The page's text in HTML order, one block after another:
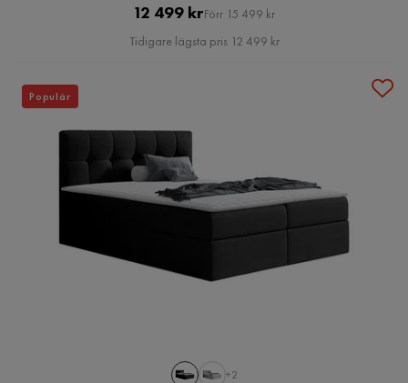
Pris
12 499 krOriginal
Pris
Förr 15 499 kr
Tidigare lägsta pris 12 499 kr
+2
Populär